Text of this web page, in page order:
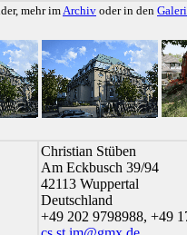
mehr imArchiv oder in den
Christian Stüben
Am Eckbusch 39/94
42113 Wuppertal
Deutschland
+49 202 9798988, +49